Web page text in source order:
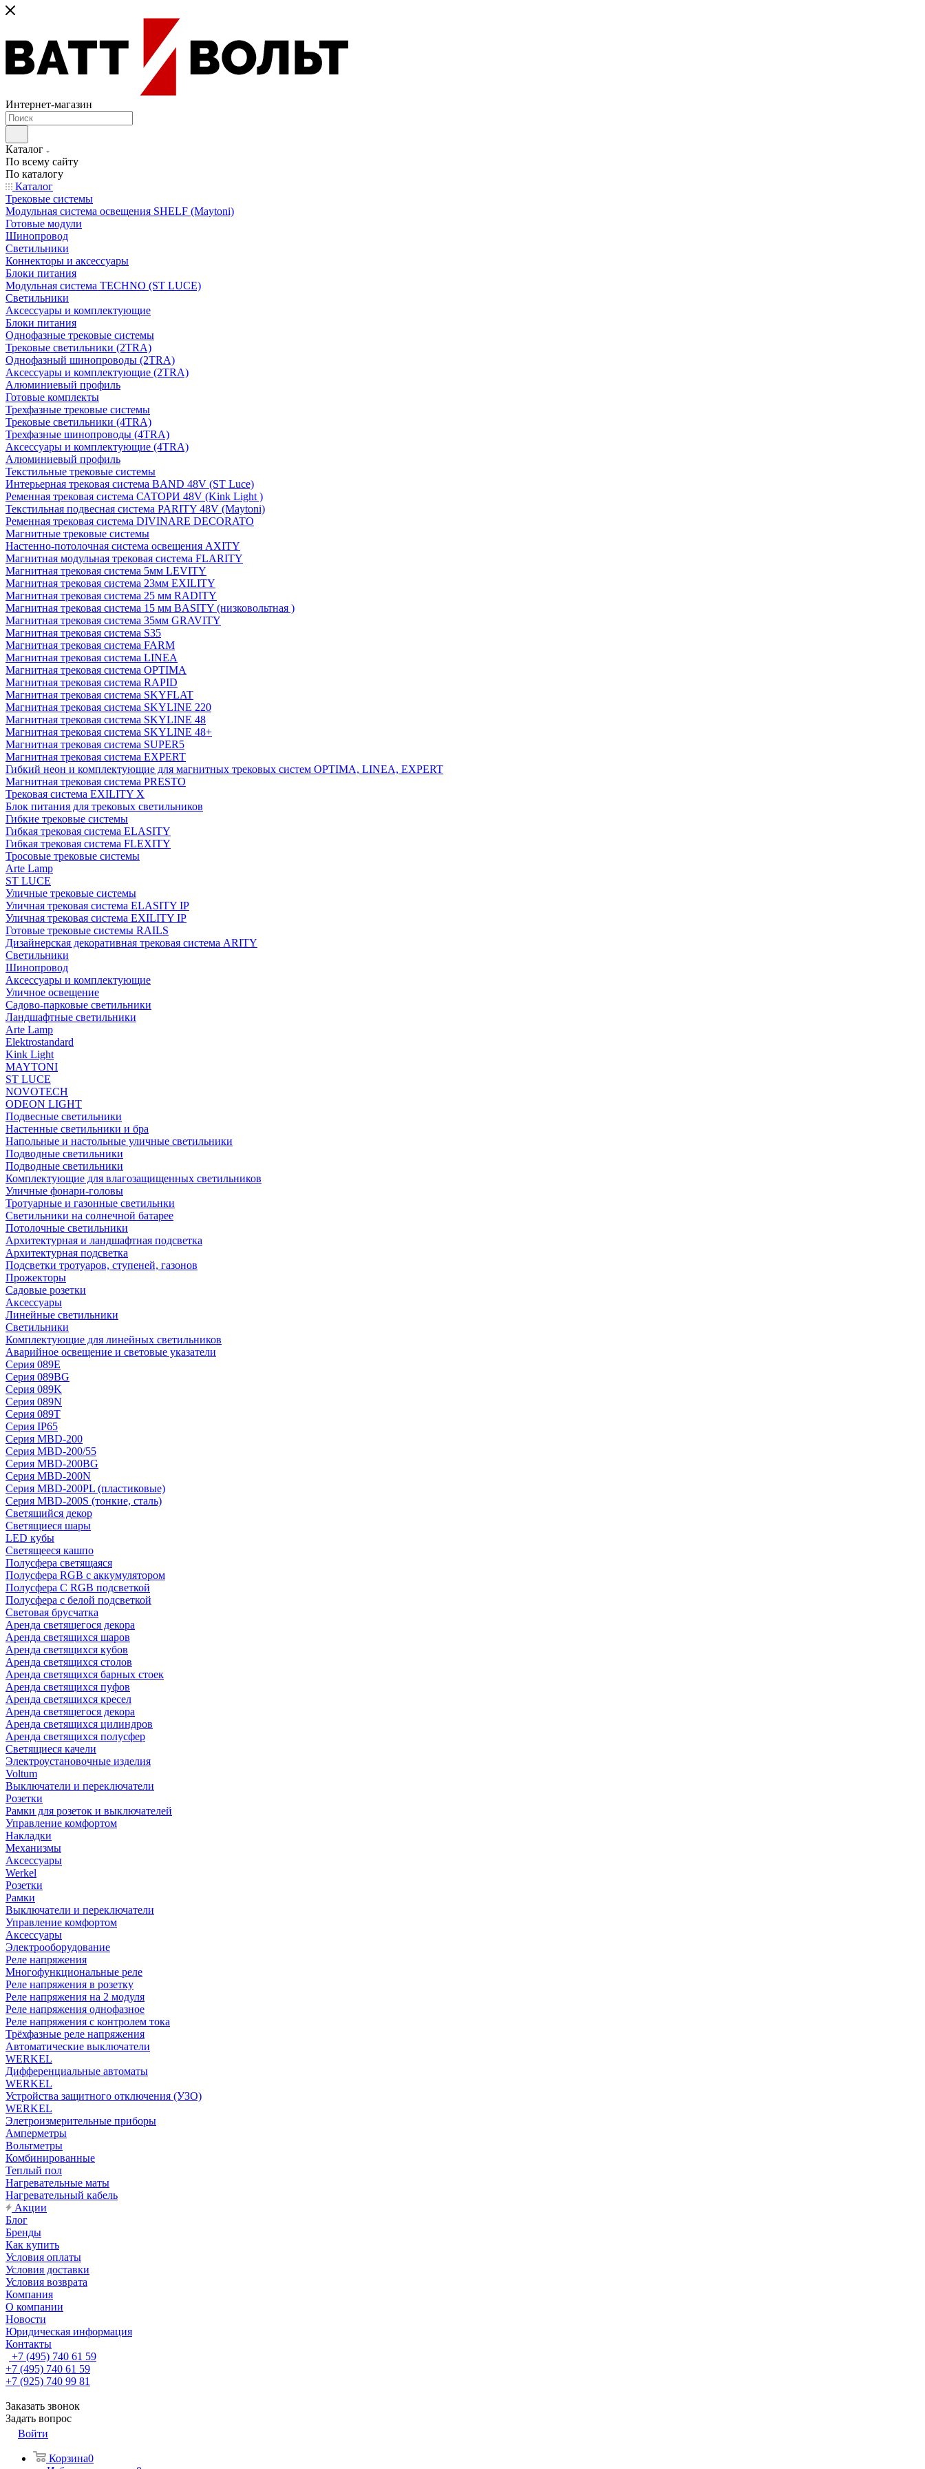
Интернет-магазин
Каталог
По всему сайту
По каталогу
Каталог
Трековые системы
Модульная система освещения SHELF (Maytoni)
Готовые модули
Шинопровод
Светильники
Коннекторы и аксессуары
Блоки питания
Модульная система TECHNO (ST LUCE)
Светильники
Аксессуары и комплектующие
Блоки питания
Однофазные трековые системы
Трековые светильники (2TRA)
Однофазный шинопроводы (2TRA)
Аксессуары и комплектующие (2TRA)
Алюминиевый профиль
Готовые комплекты
Трехфазные трековые системы
Трековые светильники (4TRA)
Трехфазные шинопроводы (4TRA)
Аксессуары и комплектующие (4TRA)
Алюминиевый профиль
Текстильные трековые системы
Интерьерная трековая система BAND 48V (ST Luce)
Ременная трековая система САТОРИ 48V (Kink Light )
Текстильная подвесная система PARITY 48V (Maytoni)
Ременная трековая система DIVINARE DECORATO
Магнитные трековые системы
Настенно-потолочная система освещения AXITY
Магнитная модульная трековая система FLARITY
Магнитная трековая система 5мм LEVITY
Магнитная трековая система 23мм EXILITY
Магнитная трековая система 25 мм RADITY
Магнитная трековая система 15 мм BASITY (низковольтная )
Магнитная трековая система 35мм GRAVITY
Магнитная трековая система S35
Магнитная трековая система FARM
Магнитная трековая система LINEA
Магнитная трековая система OPTIMA
Магнитная трековая система RAPID
Магнитная трековая система SKYFLAT
Магнитная трековая система SKYLINE 220
Магнитная трековая система SKYLINE 48
Магнитная трековая система SKYLINE 48+
Магнитная трековая система SUPER5
Магнитная трековая система EXPERT
Гибкий неон и комплектующие для магнитных трековых систем OPTIMA, LINEA, EXPERT
Магнитная трековая система PRESTO
Трековая система EXILITY X
Блок питания для трековых светильников
Гибкие трековые системы
Гибкая трековая система ELASITY
Гибкая трековая система FLEXITY
Тросовые трековые системы
Arte Lamp
ST LUCE
Уличные трековые системы
Уличная трековая система ELASITY IP
Уличная трековая система EXILITY IP
Готовые трековые системы RAILS
Дизайнерская декоративная трековая система ARITY
Светильники
Шинопровод
Аксессуары и комплектующие
Уличное освещение
Садово-парковые светильники
Ландшафтные светильники
Arte Lamp
Elektrostandard
Kink Light
MAYTONI
ST LUCE
NOVOTECH
ODEON LIGHT
Подвесные светильники
Настенные светильники и бра
Напольные и настольные уличные светильники
Подводные светильники
Подводные светильники
Комплектующие для влагозащищенных светильников
Уличные фонари-головы
Тротуарные и газонные светильнки
Светильники на солнечной батарее
Потолочные светильники
Архитектурная и ландшафтная подсветка
Архитектурная подсветка
Подсветки тротуаров, ступеней, газонов
Прожекторы
Садовые розетки
Аксессуары
Линейные светильники
Светильники
Комплектующие для линейных светильников
Аварийное освещение и световые указатели
Серия 089E
Серия 089BG
Серия 089K
Серия 089N
Серия 089T
Серия IP65
Серия MBD-200
Серия MBD-200/55
Серия MBD-200BG
Серия MBD-200N
Серия MBD-200PL (пластиковые)
Серия MBD-200S (тонкие, сталь)
Светящийся декор
Светящиеся шары
LED кубы
Светящееся кашпо
Полусфера светящаяся
Полусфера RGB с аккумулятором
Полусфера С RGB подсветкой
Полусфера с белой подсветкой
Световая брусчатка
Аренда светящегося декора
Аренда светящихся шаров
Аренда светящихся кубов
Аренда светящихся столов
Аренда светящихся барных стоек
Аренда светящихся пуфов
Аренда светящихся кресел
Аренда светящегося декора
Аренда светящихся цилиндров
Аренда светящихся полусфер
Светящиеся качели
Электроустановочные изделия
Voltum
Выключатели и переключатели
Розетки
Рамки для розеток и выключателей
Управление комфортом
Накладки
Механизмы
Аксессуары
Werkel
Розетки
Рамки
Выключатели и переключатели
Управление комфортом
Аксессуары
Электрооборудование
Реле напряжения
Многофункциональные реле
Реле напряжения в розетку
Реле напряжения на 2 модуля
Реле напряжения однофазное
Реле напряжения с контролем тока
Трёхфазные реле напряжения
Автоматические выключатели
WERKEL
Дифференциальные автоматы
WERKEL
Устройства защитного отключения (УЗО)
WERKEL
Элетроизмерительные приборы
Амперметры
Вольтметры
Комбинированные
Теплый пол
Нагревательные маты
Нагревательный кабель
Акции
Блог
Бренды
Как купить
Условия оплаты
Условия доставки
Условия возврата
Компания
О компании
Новости
Юридическая информация
Контакты
+7 (495) 740 61 59
+7 (495) 740 61 59
+7 (925) 740 99 81
Заказать звонок
Задать вопрос
Войти
Корзина0